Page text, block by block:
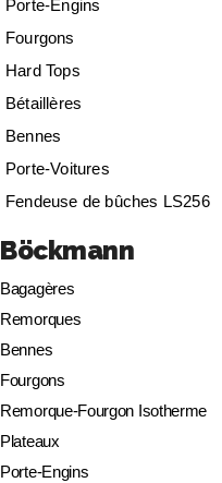
Porte-Engins
Fourgons
Hard Tops
Bétaillères
Bennes
Porte-Voitures
Fendeuse de bûches LS256
Böckmann
Bagagères
Remorques
Bennes
Fourgons
Remorque-Fourgon Isotherme
Plateaux
Porte-Engins